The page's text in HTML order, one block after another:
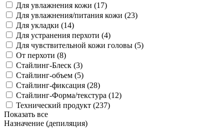
Для увлажнения кожи (17)
Для увлажнения/питания кожи (23)
Для укладки (14)
Для устранения перхоти (4)
Для чувствительной кожи головы (5)
От перхоти (8)
Стайлинг-Блеск (3)
Стайлинг-объем (5)
Стайлинг-фиксация (28)
Стайлинг-Форма/текстура (12)
Технический продукт (237)
Показать все
Назначение (депиляция)